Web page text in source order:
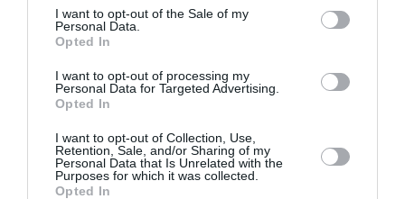
I want to opt-out of the Sale of my
Personal Data.
Opted In
I want to opt-out of processing my
Personal Data for Targeted Advertising.
Opted In
I want to opt-out of Collection, Use,
Retention, Sale, and/or Sharing of my
Personal Data that Is Unrelated with the
Purposes for which it was collected.
Opted In
LIRE AUSSI